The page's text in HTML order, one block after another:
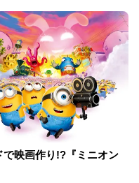
で映画作り!?『ミニオン